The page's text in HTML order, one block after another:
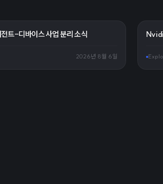
트-디바이스 사업 분리 소식
2026년 8월 6일